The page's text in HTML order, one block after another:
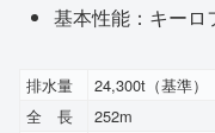
基本性能：キーロ
排水量
24,300t（基準）
全 長
252m